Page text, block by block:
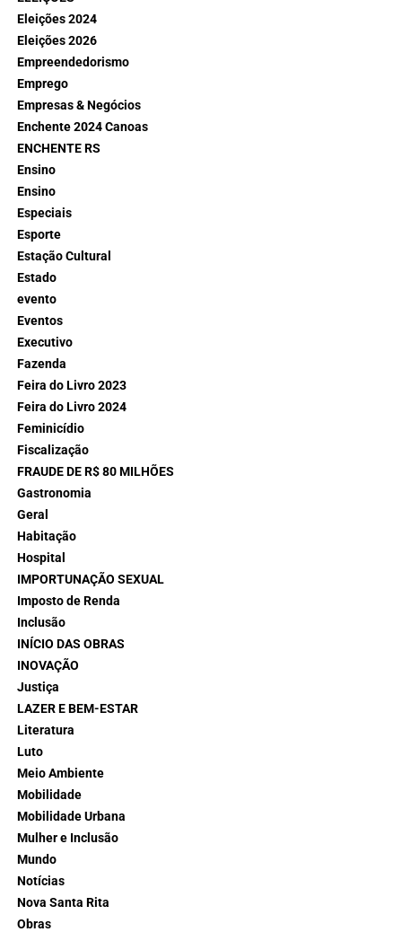
Eleições 2024
Eleições 2026
Empreendedorismo
Emprego
Empresas & Negócios
Enchente 2024 Canoas
ENCHENTE RS
Ensino
Ensino
Especiais
Esporte
Estação Cultural
Estado
evento
Eventos
Executivo
Fazenda
Feira do Livro 2023
Feira do Livro 2024
Feminicídio
Fiscalização
FRAUDE DE R$ 80 MILHÕES
Gastronomia
Geral
Habitação
Hospital
IMPORTUNAÇÃO SEXUAL
Imposto de Renda
Inclusão
INÍCIO DAS OBRAS
INOVAÇÃO
Justiça
LAZER E BEM-ESTAR
Literatura
Luto
Meio Ambiente
Mobilidade
Mobilidade Urbana
Mulher e Inclusão
Mundo
Notícias
Nova Santa Rita
Obras